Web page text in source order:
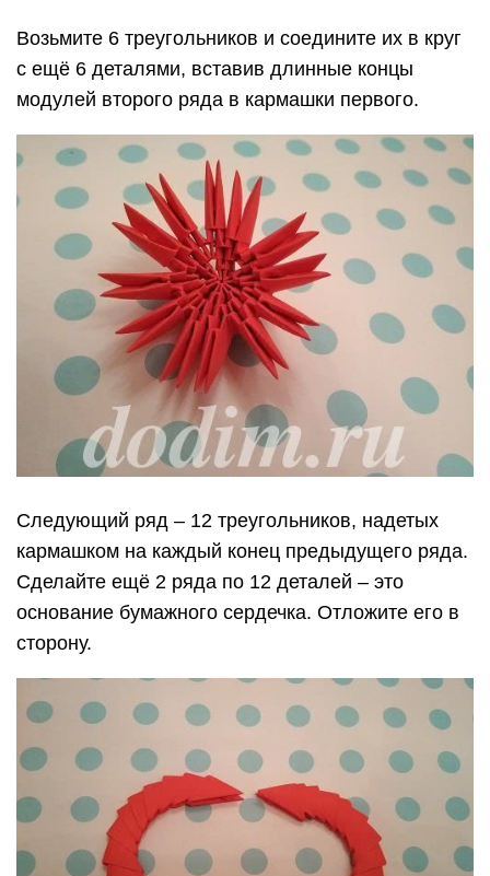
Возьмите 6 треугольников и соедините их в круг
с ещё 6 деталями, вставив длинные концы
модулей второго ряда в кармашки первого.
Следующий ряд – 12 треугольников, надетых
кармашком на каждый конец предыдущего ряда.
Сделайте ещё 2 ряда по 12 деталей – это
основание бумажного сердечка. Отложите его в
сторону.